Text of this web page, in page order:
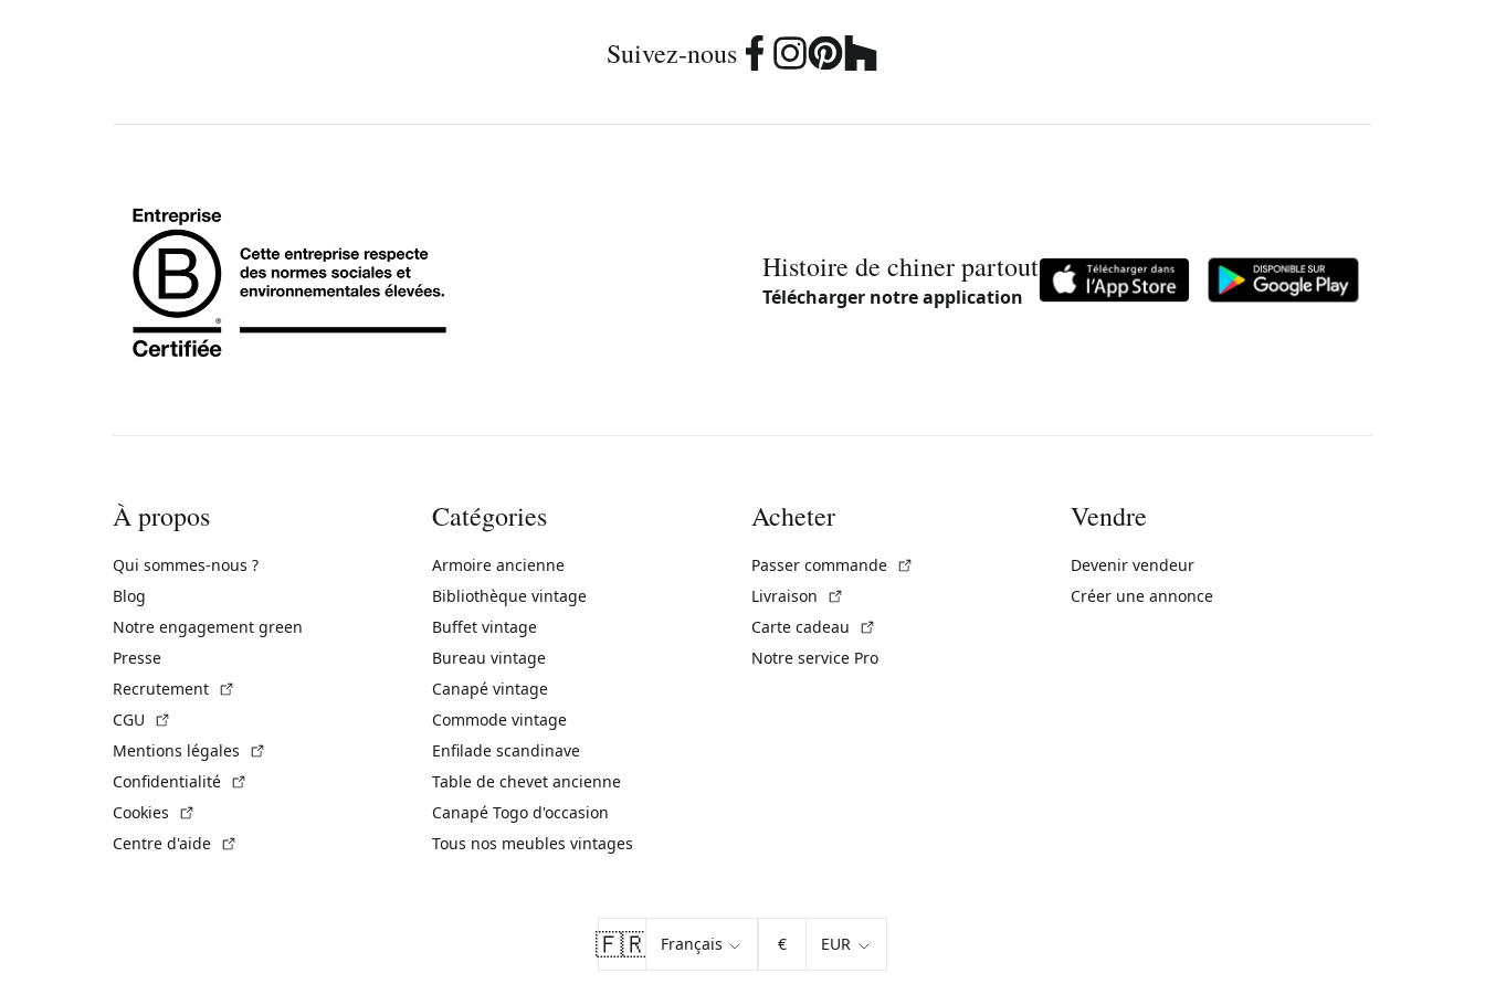
Suivez-nous
Histoire de chiner partout
Télécharger notre application
À propos
Qui sommes-nous ?
Blog
Notre engagement green
Presse
Recrutement
CGU
Mentions légales
Confidentialité
Cookies
Centre d'aide
Catégories
Armoire ancienne
Bibliothèque vintage
Buffet vintage
Bureau vintage
Canapé vintage
Commode vintage
Enfilade scandinave
Table de chevet ancienne
Canapé Togo d'occasion
Tous nos meubles vintages
Acheter
Passer commande
Livraison
Carte cadeau
Notre service Pro
Vendre
Devenir vendeur
Créer une annonce
🇫🇷 €